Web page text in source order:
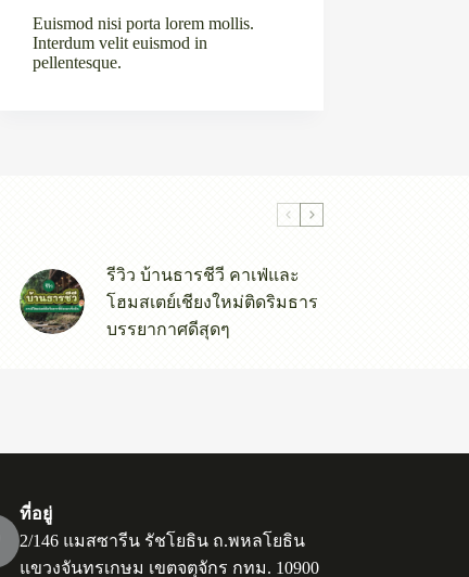
Euismod nisi porta lorem mollis.
Interdum velit euismod in
pellentesque.
รีวิว บ้านธารชีวี คาเฟ่และ
โฮมสเตย์เชียงใหม่ติดริมธาร
บรรยากาศดีสุดๆ
ที่อยู่
2/146 แมสซารีน รัชโยธิน ถ.พหลโยธิน
แขวงจันทรเกษม เขตจตุจักร กทม. 10900